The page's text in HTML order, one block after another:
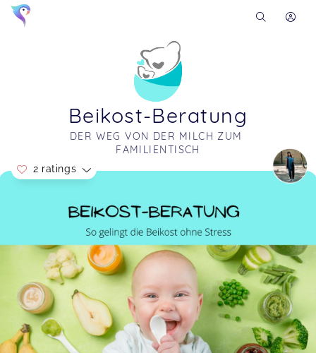
Beikost-Beratung
DER WEG VON DER MILCH ZUM
FAMILIENTISCH
Soon you will learn more about me here...
2 ratings
Meine Fragen wurden alle super beantwortet. Die
Beratung hat meine Erwartungen absolut erfüllt,
war verständlich und perfekt auf unsere Situation
abgestimmt. Ich habe viele nützliche Tipps und
Ratschläge bekommen, sowie anschauliche
Handouts, Checklisten und gute Rezepte
erhalten. Ich habe mich sehr gut aufgehoben
gefühlt und gehe jetzt sicherer und entspannter
an das Thema Beikost heran. Eine klare
Empfehlung!
Monika,Nov 19